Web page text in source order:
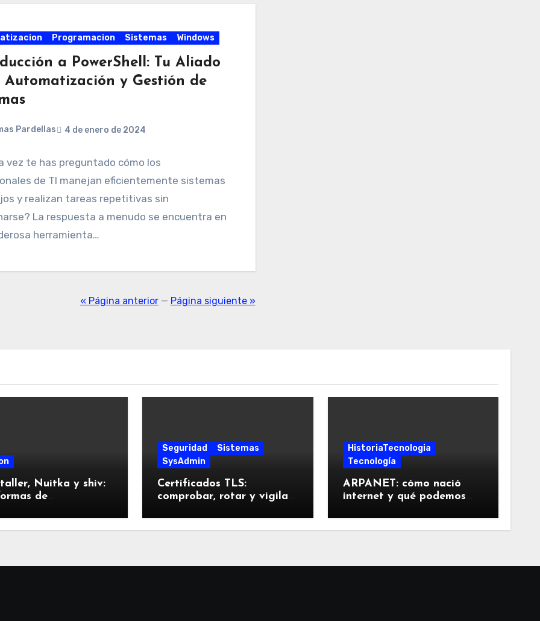
Programacion Sistemas Windows
a PowerShell: Tu Aliado
Automatización y Gestión de
Pardellas 4 de enero de 2024
vez te has preguntado cómo los
de TI manejan eficientemente sistemas
y realizan tareas repetitivas sin
La respuesta a menudo se encuentra en
herramienta…
« Página anterior— Página siguiente »
Nuitka y shiv:
de
a prueba
Seguridad
Sistemas
SysAdmin
Certificados TLS:
comprobar, rotar y vigilar
HistoriaTecnologia
Tecnología
ARPANET: cómo nació
internet y qué podemos